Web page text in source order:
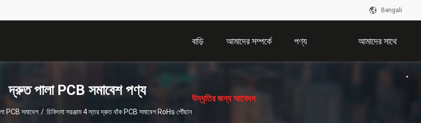
Bengali
বাড়ি আমাদের সম্পর্কে পণ্য আমাদের সাথে
যোগাযোগ করুন
উদ্ধৃতির জন্য আবেদন
দ্রুত পালা PCB সমাবেশ পণ্য
PCB সমাবেশ / চিকিৎসা সরঞ্জাম 4 স্তর দ্রুত বাঁক PCB সমাবেশ RoHs পৌঁছান